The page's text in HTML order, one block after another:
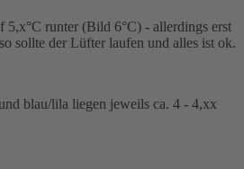
5,x°C runter (Bild 6°C) - allerdings erst
sollte der Lüfter laufen und alles ist ok.
blau/lila liegen jeweils ca. 4 - 4,xx